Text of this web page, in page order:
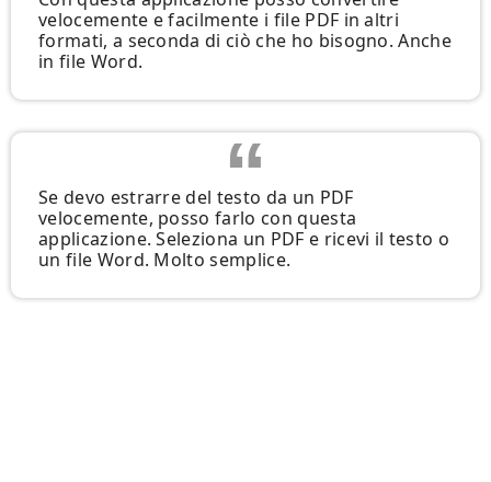
velocemente e facilmente i file PDF in altri
formati, a seconda di ciò che ho bisogno. Anche
in file Word.
Se devo estrarre del testo da un PDF
velocemente, posso farlo con questa
applicazione. Seleziona un PDF e ricevi il testo o
un file Word. Molto semplice.